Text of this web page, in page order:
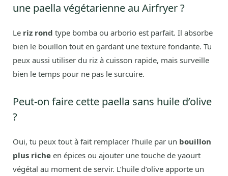
une paella végétarienne au Airfryer ?
Le riz rond type bomba ou arborio est parfait. Il absorbe
bien le bouillon tout en gardant une texture fondante. Tu
peux aussi utiliser du riz à cuisson rapide, mais surveille
bien le temps pour ne pas le surcuire.
Peut-on faire cette paella sans huile d’olive
?
Oui, tu peux tout à fait remplacer l’huile par un bouillon
plus riche en épices ou ajouter une touche de yaourt
végétal au moment de servir. L’huile d’olive apporte un